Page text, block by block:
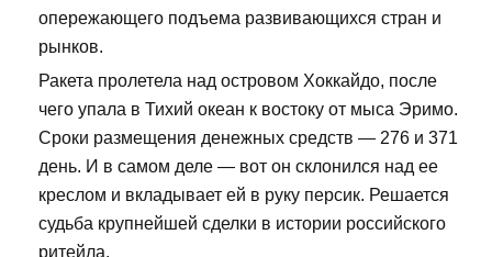
опережающего подъема развивающихся стран и
рынков.
Ракета пролетела над островом Хоккайдо, после
чего упала в Тихий океан к востоку от мыса Эримо.
Сроки размещения денежных средств — 276 и 371
день. И в самом деле — вот он склонился над ее
креслом и вкладывает ей в руку персик. Решается
судьба крупнейшей сделки в истории российского
ритейла.